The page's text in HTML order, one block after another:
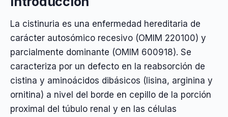
La cistinuria es una enfermedad hereditaria de
carácter autosómico recesivo (OMIM 220100) y
parcialmente dominante (OMIM 600918). Se
caracteriza por un defecto en la reabsorción de
cistina y aminoácidos dibásicos (lisina, arginina y
ornitina) a nivel del borde en cepillo de la porción
proximal del túbulo renal y en las células